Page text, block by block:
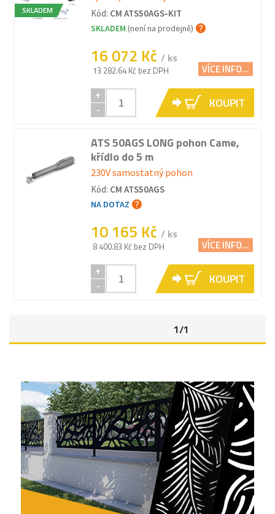
SKLADEM Kód: CM ATS50AGS-KIT
SKLADEM (není na prodejně)
16 072 Kč / ks
13 282.64 Kč bez DPH VÍCE INFO...
+
-
KOUPIT
ATS 50AGS LONG pohon Came,
křídlo do 5 m
230V samostatný pohon
Kód: CM ATS50AGS
NA DOTAZ
10 165 Kč / ks
8 400.83 Kč bez DPH VÍCE INFO...
+
-
KOUPIT
1/1